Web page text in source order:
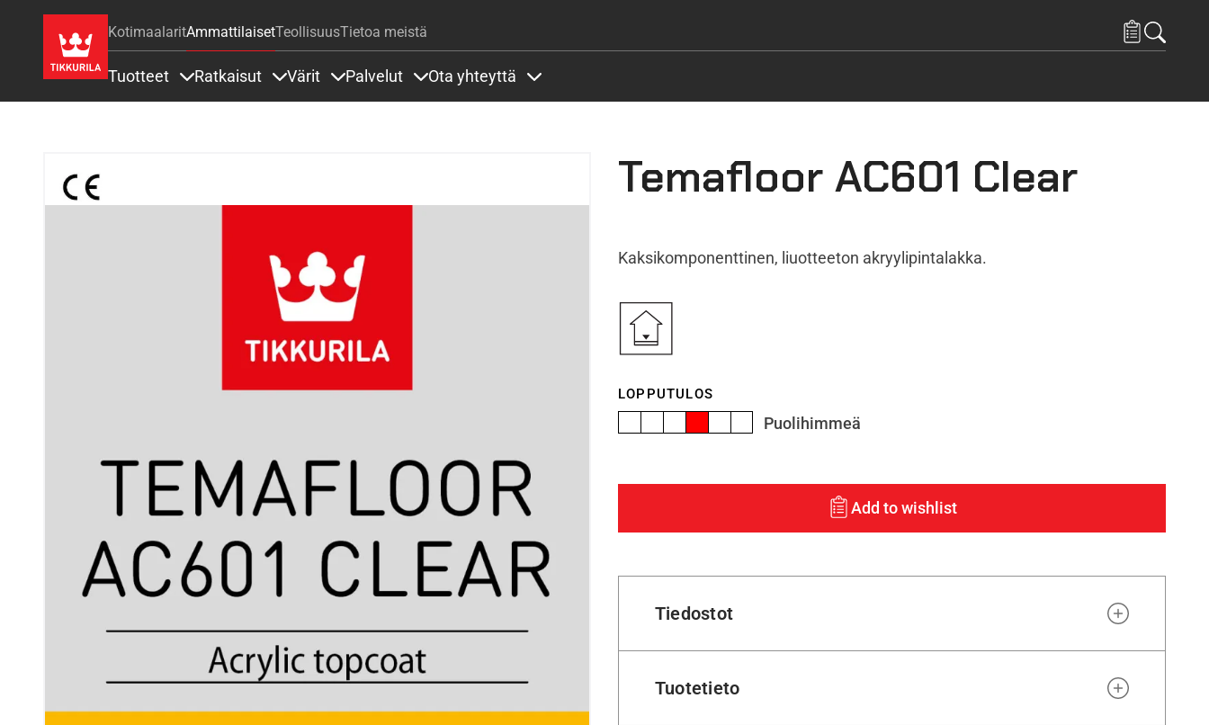
KotimaalaritAmmattilaisetTeollisuusTietoa meistä
Tuotteet Ratkaisut Värit Palvelut Ota yhteyttä
Temafloor AC601 Clear
Kaksikomponenttinen, liuotteeton akryylipintalakka.
LOPPUTULOS
Puolihimmeä
Add to wishlist
Tiedostot
Tuotetieto